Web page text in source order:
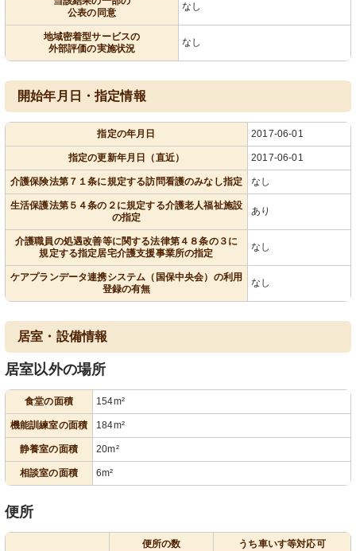
公表の同意
なし
地域密着型サービスの
外部評価の実施状況
なし
開始年月日・指定情報
指定の年月日 2017-06-01
指定の更新年月日（直近） 2017-06-01
介護保険法第７１条に規定する訪問看護のみなし指定 なし
生活保護法第５４条の２に規定する介護老人福祉施設
の指定
あり
介護職員の処遇改善等に関する法律第４８条の３に
規定する指定居宅介護支援事業所の指定
なし
ケアプランデータ連携システム（国保中央会）の利用
登録の有無
なし
居室・設備情報
居室以外の場所
食堂の面積 154m²
機能訓練室の面積 184m²
静養室の面積 20m²
相談室の面積 6m²
便所
便所の数 うち車いす等対応可